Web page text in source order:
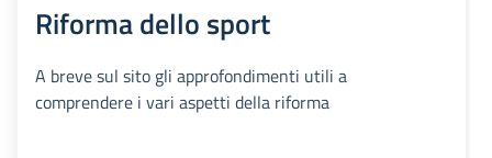
Riforma dello sport
A breve sul sito gli approfondimenti utili a
comprendere i vari aspetti della riforma